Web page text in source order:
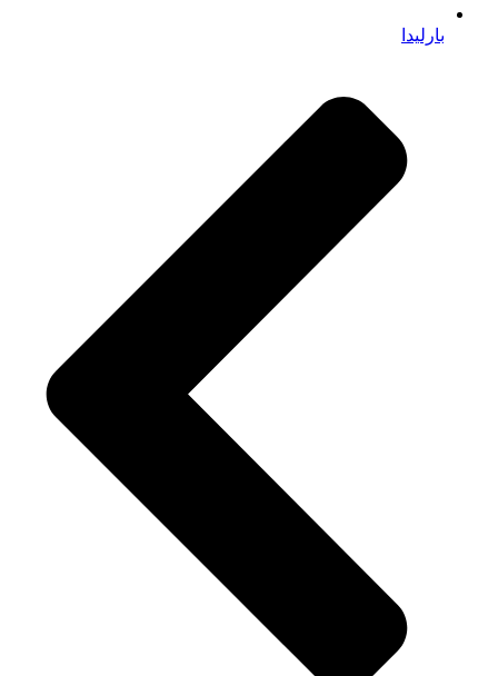
بارلیدا